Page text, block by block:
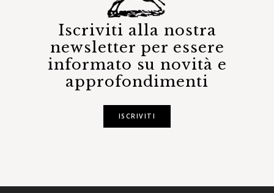
Iscriviti alla nostra
newsletter per essere
informato su novità e
approfondimenti
ISCRIVITI